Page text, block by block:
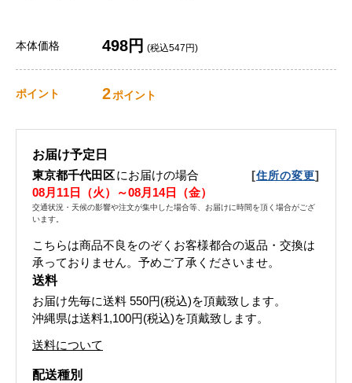
本体価格 498円 (税込547円)
ポイント 2ポイント
お届け予定日
東京都千代田区にお届けの場合 [住所の変更]
08月11日（火）～08月14日（金）
交通状況・天候の影響や注文が集中した場合等、お届けに時間を頂く場合がござ
います。
こちらは商品不良をのぞくお客様都合の返品・交換は
承っておりません。予めご了承くださいませ。
送料
お届け先毎に送料 550円(税込)を頂戴致します。
沖縄県は送料1,100円(税込)を頂戴致します。
送料について
配送種別